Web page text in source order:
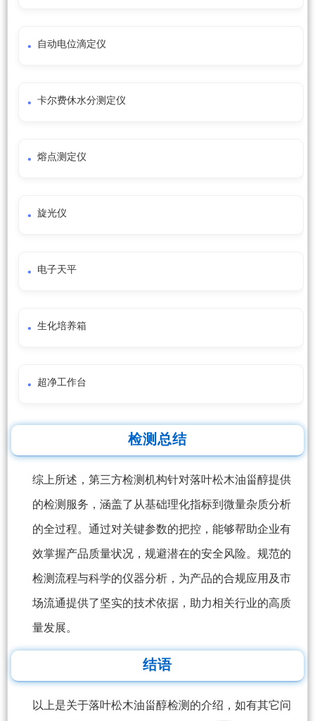
自动电位滴定仪
卡尔费休水分测定仪
熔点测定仪
旋光仪
电子天平
生化培养箱
超净工作台
检测总结
综上所述，第三方检测机构针对落叶松木油甾醇提供
的检测服务，涵盖了从基础理化指标到微量杂质分析
的全过程。通过对关键参数的把控，能够帮助企业有
效掌握产品质量状况，规避潜在的安全风险。规范的
检测流程与科学的仪器分析，为产品的合规应用及市
场流通提供了坚实的技术依据，助力相关行业的高质
量发展。
结语
以上是关于落叶松木油甾醇检测的介绍，如有其它问